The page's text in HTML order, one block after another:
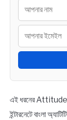
এই ধরনের Attitude
ইন্টারনেটে বাংলা